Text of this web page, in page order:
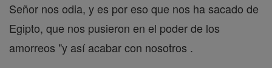
Señor nos odia, y es por eso que nos ha sacado de
Egipto, que nos pusieron en el poder de los
amorreos "y así acabar con nosotros .